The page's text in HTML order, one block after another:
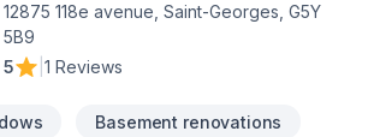
12875 118e avenue, Saint-Georges, G5Y
5B9
5
1 Reviews
Basement renovations